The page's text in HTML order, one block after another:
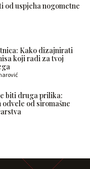
od uspjeha nogometne
Kako dizajnirati
koji radi za tvoj
biti druga prilika:
od siromašne